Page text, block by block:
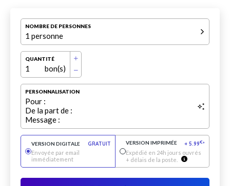
NOMBRE DE PERSONNES
1 personne
QUANTITÉ
1 bon(s)
PERSONNALISATION
Pour :
De la part de :
Message :
VERSION DIGITALE
GRATUIT
Envoyée par email
immédiatement
VERSION IMPRIMÉE + 5.99€*
Expédié en 24h jours ouvrés
+ délais de la poste.